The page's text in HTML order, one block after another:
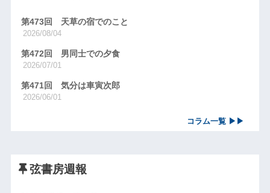
第473回 天草の宿でのこと
2026/08/04
第472回 男同士での夕食
2026/07/01
第471回 気分は車寅次郎
2026/06/01
コラム一覧 ▶▶
弦書房週報